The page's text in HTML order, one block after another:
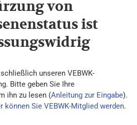
von
ist
unseren VEBWK-
Bitte geben Sie Ihre
ihn zu lesen (Anleitung zur Eingabe).
können Sie VEBWK-Mitglied werden.